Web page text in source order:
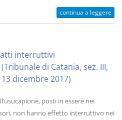
continua a leggere
atti interruttivi
di Catania, sez. III,
dicembre 2017)
posti in essere nei
non hanno effetto interruttivo nei